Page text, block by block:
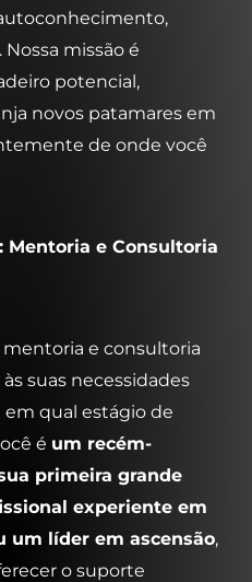
missão é
potencial,
novos patamares em
de onde você
Mentoria e Consultoria
e consultoria
suas necessidades
qual estágio de
é um recém-
primeira grande
experiente em
um líder em ascensão,
o suporte